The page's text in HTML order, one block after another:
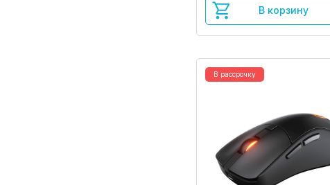
В корзину
В рассрочку